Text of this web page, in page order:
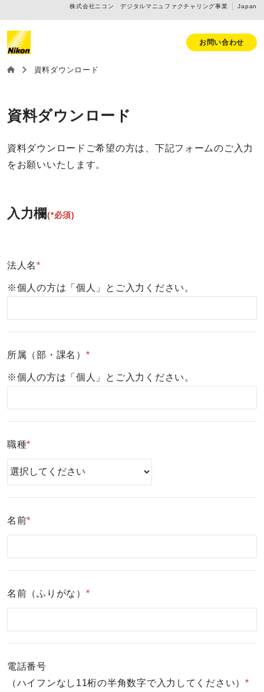
お問い合わせ
株式会社ニコン デジタルマニュファクチャリング事業 Japan
資料ダウンロード
資料ダウンロード
資料ダウンロードご希望の方は、下記フォームのご入力
をお願いいたします。
入力欄(*必須)
法人名*
※個人の方は「個人」とご入力ください。
所属（部・課名） *
※個人の方は「個人」とご入力ください。
職種*
名前*
名前（ふりがな） *
電話番号
（ハイフンなし11桁の半角数字で入力してください） *